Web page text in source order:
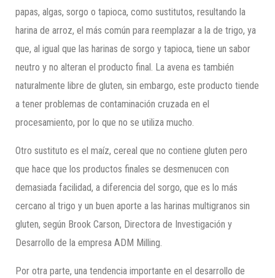
papas, algas, sorgo o tapioca, como sustitutos, resultando la
harina de arroz, el más común para reemplazar a la de trigo, ya
que, al igual que las harinas de sorgo y tapioca, tiene un sabor
neutro y no alteran el producto final. La avena es también
naturalmente libre de gluten, sin embargo, este producto tiende
a tener problemas de contaminación cruzada en el
procesamiento, por lo que no se utiliza mucho.
Otro sustituto es el maíz, cereal que no contiene gluten pero
que hace que los productos finales se desmenucen con
demasiada facilidad, a diferencia del sorgo, que es lo más
cercano al trigo y un buen aporte a las harinas multigranos sin
gluten, según Brook Carson, Directora de Investigación y
Desarrollo de la empresa ADM Milling.
Por otra parte, una tendencia importante en el desarrollo de